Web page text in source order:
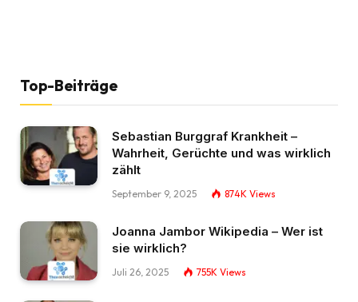
Top-Beiträge
Sebastian Burggraf Krankheit –
Wahrheit, Gerüchte und was wirklich
zählt
September 9, 2025 874K Views
Joanna Jambor Wikipedia – Wer ist
sie wirklich?
Juli 26, 2025 755K Views